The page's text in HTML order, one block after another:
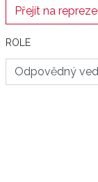
Přejít na
ROLE